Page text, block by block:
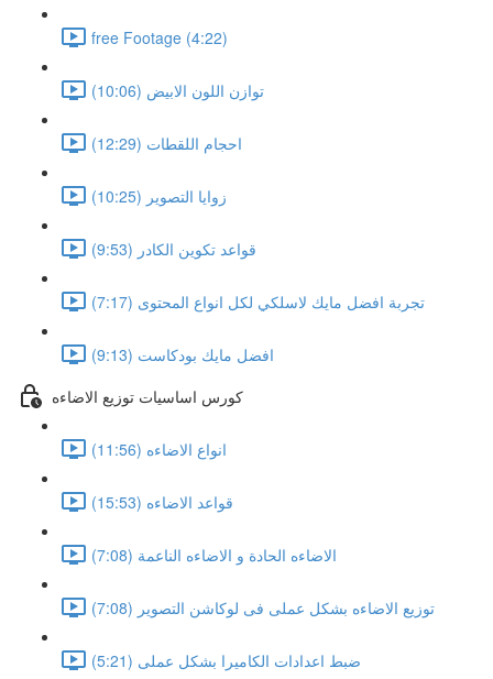
free Footage (4:22)
توازن اللون الابيض (10:06)
احجام اللقطات (12:29)
زوايا التصوير (10:25)
قواعد تكوين الكادر (9:53)
تجربة افضل مايك لاسلكي لكل انواع المحتوى (7:17)
افضل مايك بودكاست (9:13)
كورس اساسيات توزيع الاضاءه
انواع الاضاءه (11:56)
قواعد الاضاءه (15:53)
الاضاءه الحادة و الاضاءه الناعمة (7:08)
توزيع الاضاءه بشكل عملى فى لوكاشن التصوير (7:08)
ضبط اعدادات الكاميرا بشكل عملى (5:21)